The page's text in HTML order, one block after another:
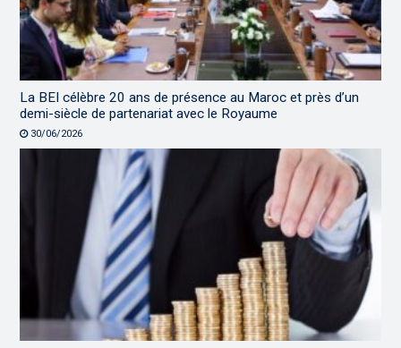
La BEI célèbre 20 ans de présence au Maroc et près d’un
demi-siècle de partenariat avec le Royaume
30/06/2026